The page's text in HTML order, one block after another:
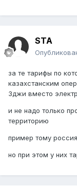
STA
за те тарифы по
казахстанским
3джи вместо
и не надо только
территорию
пример тому
но при этом у них